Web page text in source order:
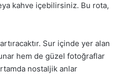
kahve içebilirsiniz. Bu rota,
Sur içinde yer alan
hem de güzel fotoğraflar
nostaljik anlar